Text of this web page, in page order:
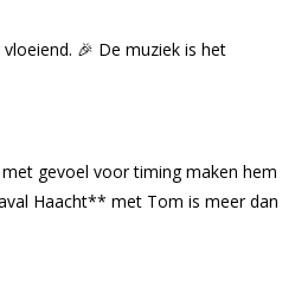
🎉 De muziek is het
gevoel voor timing maken hem
Haacht** met Tom is meer dan